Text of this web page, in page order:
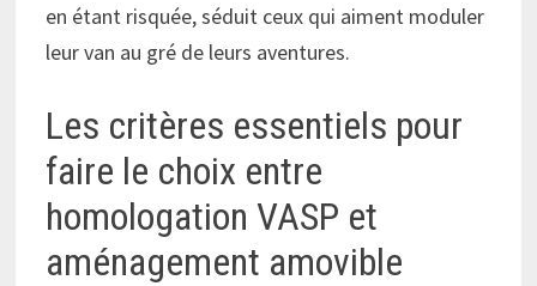
en étant risquée, séduit ceux qui aiment moduler
leur van au gré de leurs aventures.
Les critères essentiels pour
faire le choix entre
homologation VASP et
aménagement amovible